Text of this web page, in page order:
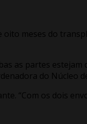
meses do
as partes estejam
do Núcleo
“Com os dois